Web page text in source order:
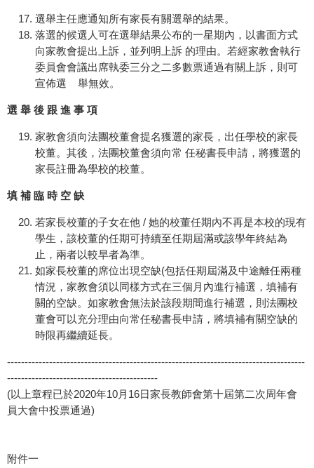
選舉主任應通知所有家長有關選舉的結果。
落選的候選人可在選舉結果公布的一星期內，以書面方式
向家教會提出上訴，並列明上訴 的理由。若經家教會執行
委員會會議出席執委三分之二多數票通過有關上訴，則可
宣佈選 舉無效。
選 舉 後 跟 進 事 項
家教會須向法團校董會提名獲選的家長，出任學校的家長
校董。其後，法團校董會須向常 任秘書長申請，將獲選的
家長註冊為學校的校董。
填 補 臨 時 空 缺
若家長校董的子女在他 / 她的校董任期內不再是本校的現有
學生，該校董的任期可持續至任期屆滿或該學年終結為
止，兩者以較早者為準。
如家長校董的席位出現空缺(包括任期屆滿及中途離任兩種
情況，家教會須以同樣方式在三個月內進行補選，填補有
關的空缺。如家教會無法於該段期間進行補選，則法團校
董會可以充分理由向常任秘書長申請，將填補有關空缺的
時限再繼續延長。
-------------------------------------------------------------------------------------
-------------------------------------------
(以上章程已於2020年10月16日家長教師會第十屆第二次周年會
員大會中投票通過)
附件一